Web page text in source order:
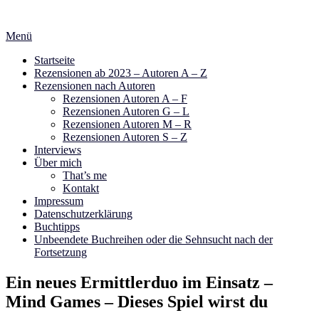
springen
Menü
Startseite
Rezensionen ab 2023 – Autoren A – Z
Rezensionen nach Autoren
Rezensionen Autoren A – F
Rezensionen Autoren G – L
Rezensionen Autoren M – R
Rezensionen Autoren S – Z
Interviews
Über mich
That’s me
Kontakt
Impressum
Datenschutzerklärung
Buchtipps
Unbeendete Buchreihen oder die Sehnsucht nach der
Fortsetzung
Ein neues Ermittlerduo im Einsatz –
Mind Games – Dieses Spiel wirst du